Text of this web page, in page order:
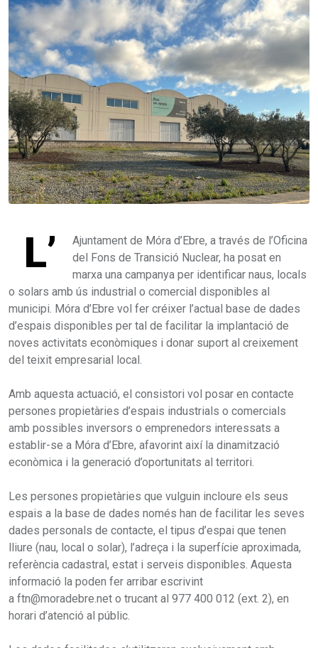
L’
Ajuntament de Móra d’Ebre, a través de l’Oficina
del Fons de Transició Nuclear, ha posat en
marxa una campanya per identificar naus, locals
o solars amb ús industrial o comercial disponibles al
municipi. Móra d’Ebre vol fer créixer l’actual base de dades
d’espais disponibles per tal de facilitar la implantació de
noves activitats econòmiques i donar suport al creixement
del teixit empresarial local.
Amb aquesta actuació, el consistori vol posar en contacte
persones propietàries d’espais industrials o comercials
amb possibles inversors o emprenedors interessats a
establir-se a Móra d’Ebre, afavorint així la dinamització
econòmica i la generació d’oportunitats al territori.
Les persones propietàries que vulguin incloure els seus
espais a la base de dades només han de facilitar les seves
dades personals de contacte, el tipus d’espai que tenen
lliure (nau, local o solar), l’adreça i la superfície aproximada,
referència cadastral, estat i serveis disponibles. Aquesta
informació la poden fer arribar escrivint
a ftn@moradebre.net o trucant al 977 400 012 (ext. 2), en
horari d’atenció al públic.